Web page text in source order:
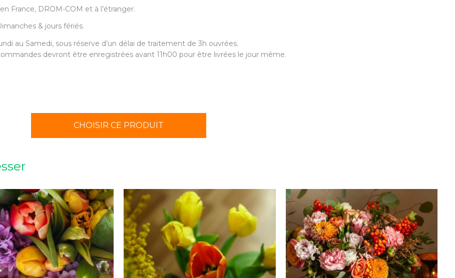
France, DROM-COM et à l’étranger.
& jours fériés.
au Samedi, sous réserve d’un délai de traitement de 3h ouvrées.
devront être enregistrées avant 11h00 pour être livrées le jour même.
CHOISIR CE PRODUIT